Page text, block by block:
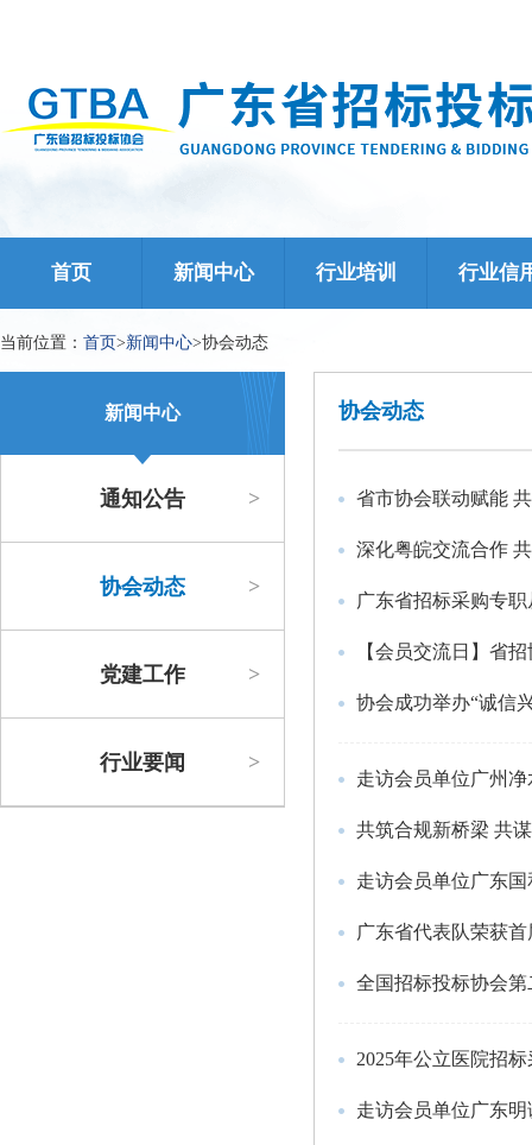
首页 新闻中心 行业培训 行业信
当前位置： 首页>新闻中心>协会动态
新闻中心
通知公告 >
协会动态 >
党建工作 >
行业要闻 >
协会动态
省市协会联动赋能
深化粤皖交流合作
广东省招标采购专
协会成功举办“诚信
走访会员单位广州
走访会员单位广东
广东省代表队荣获
全国招标投标协会
2025年公立医院招
走访会员单位广东